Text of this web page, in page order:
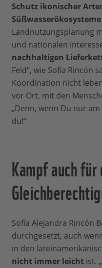
Schutz ikonischer
Süßwasserökosysteme
Landnutzungsplanung
und nationalen
nachhaltigen
Feld“, wie Sofía Rincón
Koordination nicht
vor Ort, mit den
„Denn, wenn Du nur
du!“
Kampf auch
Sofía Alejandra Rincón
durchgesetzt, auch
in den
nicht immer leicht ist.